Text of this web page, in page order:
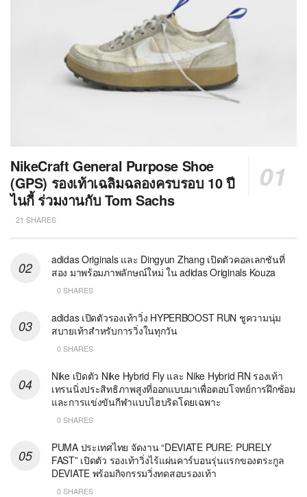
NikeCraft General Purpose Shoe
(GPS) รองเท้าเฉลิมฉลองครบรอบ 10 ปี
ไนกี้ ร่วมงานกับ Tom Sachs
21 SHARES
adidas Originals และ Dingyun Zhang เปิดตัวคอลเลกชันที่
สอง มาพร้อมภาพลักษณ์ใหม่ ใน adidas Originals Kouza
0 SHARES
adidas เปิดตัวรองเท้าวิ่ง HYPERBOOST RUN ชูความนุ่ม
สบายเท้าสำหรับการวิ่งในทุกวัน
0 SHARES
Nike เปิดตัว Nike Hybrid Fly และ Nike Hybrid RN รองเท้า
เทรนนิ่งประสิทธิภาพสูงที่ออกแบบมาเพื่อตอบโจทย์การฝึกซ้อม
และการแข่งขันกีฬาแบบไฮบริดโดยเฉพาะ
0 SHARES
PUMA ประเทศไทย จัดงาน “DEVIATE PURE: PURELY
FAST” เปิดตัว รองเท้าวิ่งไร้แผ่นคาร์บอนรุ่นแรกของตระกูล
DEVIATE พร้อมกิจกรรมวิ่งทดสอบรองเท้า
0 SHARES